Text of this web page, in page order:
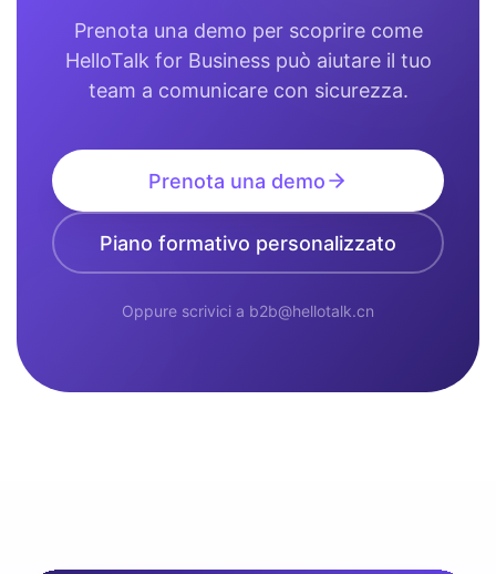
Prenota una demo per scoprire come
HelloTalk for Business può aiutare il tuo
team a comunicare con sicurezza.
Prenota una demo
Piano formativo personalizzato
Oppure scrivici a b2b@hellotalk.cn